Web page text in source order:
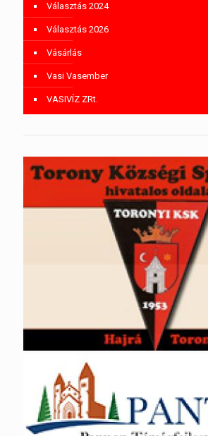
Választás 2024
Választás 2026
Vásárlás
Vasi Vasember
VASIVÍZ ZRt.